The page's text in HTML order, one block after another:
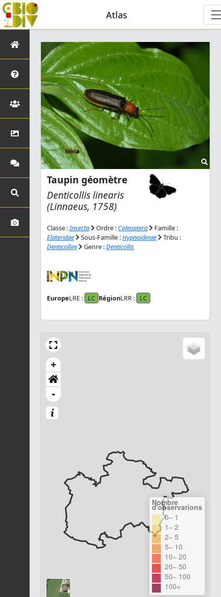
Atlas
Taupin géomètre
Denticollis linearis
(Linnaeus, 1758)
Classe :Insecta Ordre : Coleoptera
Famille :
Elateridae
Sous-Famille :Hypnoidinae
Tribu :
Denticollini
Genre :Denticollis
EuropeLRE : LC RégionLRR : LC
+
-
Nombre
d'observations
0– 1
1– 2
2– 5
5– 10
10– 20
20– 50
50– 100
100+